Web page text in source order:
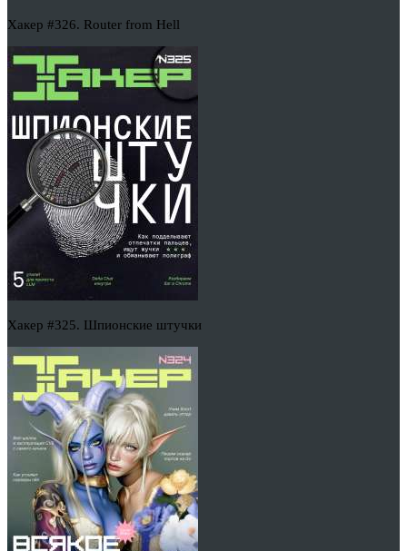
Хакер #326. Router from Hell
Хакер #325. Шпионские штучки